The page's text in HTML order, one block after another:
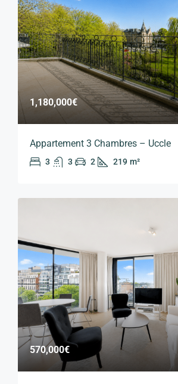
1,180,000€
Appartement 3 Chambres – Uccle
3 3 2 219 m²
570,000€